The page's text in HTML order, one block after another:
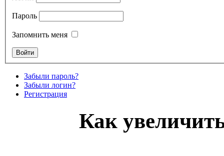
Пароль
Запомнить меня
Забыли пароль?
Забыли логин?
Регистрация
Как